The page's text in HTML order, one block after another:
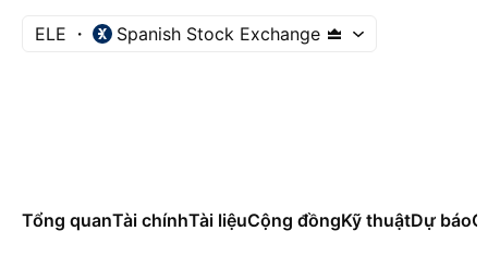
ELE Spanish Stock Exchange
Tổng quanTài chínhTài liệuCộng đồngKỹ thuậtDự báo